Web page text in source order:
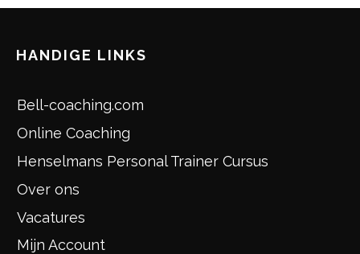
HANDIGE LINKS
Bell-coaching.com
Online Coaching
Henselmans Personal Trainer Cursus
Over ons
Vacatures
Mijn Account